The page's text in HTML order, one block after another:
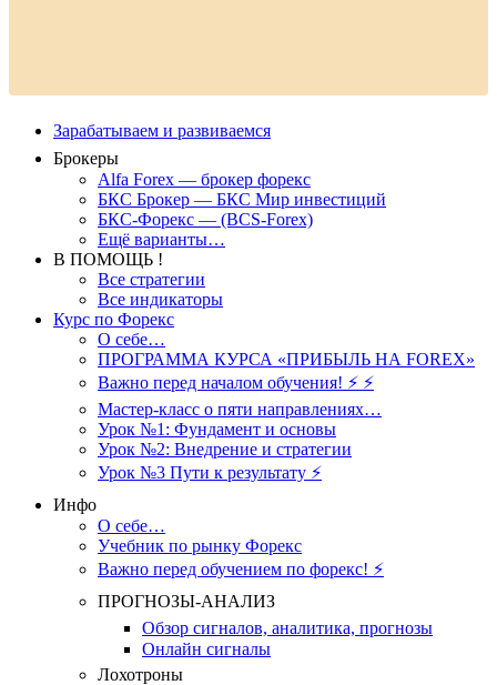
Зарабатываем и развиваемся
Брокеры
Alfa Forex — брокер форекс
БКС Брокер — БКС Мир инвестиций
БКС-Форекс — (BCS-Forex)
Ещё варианты…
В ПОМОЩЬ !
Все стратегии
Все индикаторы
Курс по Форекс
О себе…
ПРОГРАММА КУРСА «ПРИБЫЛЬ НА FOREX»
Важно перед началом обучения! ⚡ ⚡
Мастер-класс о пяти направлениях…
Урок №1: Фундамент и основы
Урок №2: Внедрение и стратегии
Урок №3 Пути к результату ⚡️
Инфо
О себе…
Учебник по рынку Форекс
Важно перед обучением по форекс! ⚡
ПРОГНОЗЫ-АНАЛИЗ
Обзор сигналов, аналитика, прогнозы
Онлайн сигналы
Лохотроны